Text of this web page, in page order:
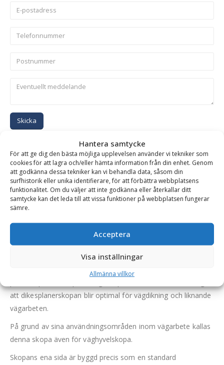
Hantera samtycke
För att ge dig den bästa möjliga upplevelsen använder vi tekniker som
cookies för att lagra och/eller hämta information från din enhet. Genom
att godkänna dessa tekniker kan vi behandla data, såsom din
surfhistorik eller unika identifierare, för att förbättra webbplatsens
funktionalitet. Om du väljer att inte godkänna eller återkallar ditt
samtycke kan det leda till att vissa funktioner på webbplatsen fungerar
sämre.
Acceptera
Visa inställningar
Allmänna villkor
Skicka
Se alla produkter inom samma kategori
Dikesplanerskopor
BESKRIVNING
Dikesplanerskopa – fäste S45, volym 500 liter, bredd
Denna småländska dikesplanerskopa är en hybrid mellan en
att dikesplanerskopan blir optimal för vägdikning och liknande
vägarbeten.
På grund av sina användningsområden inom vägarbete kallas
denna skopa även för väghyvelskopa.
Skopans ena sida är byggd precis som en standard